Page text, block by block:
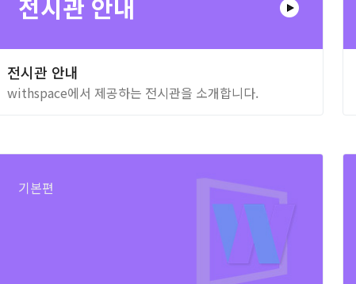
전시관 안내
withspace에서 제공하는 전시관을 소개합니다.
기본편